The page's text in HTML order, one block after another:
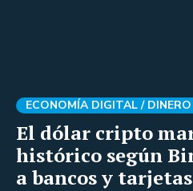
El dólar cripto
histórico según
a bancos y tarjetas
ECONOMÍA DIGITAL /